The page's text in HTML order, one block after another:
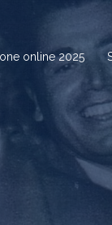
online 2025